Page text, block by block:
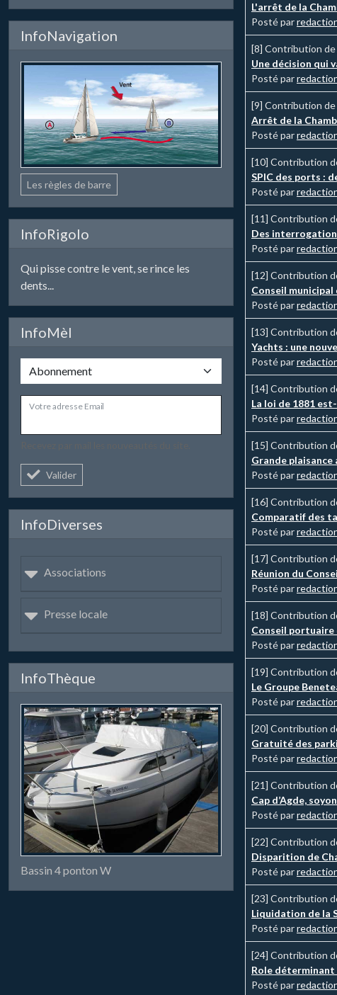
InfoNavigation
Les règles de barre
InfoRigolo
Qui pisse contre le vent, se rince les
dents...
InfoMèl
Votre adresse Email
Valider
InfoDiverses
Associations
Presse locale
InfoThèque
Bassin 4 ponton W
L'arrêt de la
Posté par
[8] Contribution de
Une décision qui
Posté par
[9] Contribution de
Arrêt de la
Posté par
[10] Contribution
SPIC des ports :
Posté par
[11] Contribution
Des
Posté par
[12] Contribution
Conseil
Posté par
[13] Contribution
Yachts : une
Posté par
[14] Contribution
La loi de 1881
Posté par
[15] Contribution
Grande plaisance
Posté par
[16] Contribution
Comparatif des
Posté par
[17] Contribution
Réunion du
Posté par
[18] Contribution
Conseil portuaire
Posté par
[19] Contribution
Le Groupe
Posté par
[20] Contribution
Gratuité des
Posté par
[21] Contribution
Cap d’Agde,
Posté par
[22] Contribution
Disparition de
Posté par
[23] Contribution
Liquidation de la
Posté par
[24] Contribution
Role déterminant
Posté par